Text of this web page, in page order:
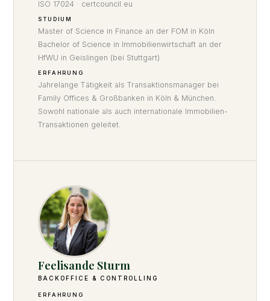
ISO 17024 · certcouncil.eu
STUDIUM
Master of Science in Finance an der FOM in Köln
Bachelor of Science in Immobilienwirtschaft an der
HfWU in Geislingen (bei Stuttgart)
ERFAHRUNG
Jahrelange Tätigkeit als Transaktionsmanager bei
Family Offices & Großbanken in Köln & München.
Sowohl nationale als auch internationale Immobilien-
Transaktionen geleitet.
Feelisande Sturm
BACKOFFICE & CONTROLLING
ERFAHRUNG